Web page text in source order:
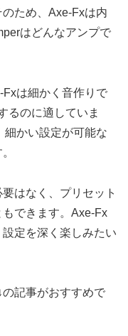
ため、Axe-Fxは内
はどんなアンプで
は細かく音作りで
るのに適していま
細かい設定が可能な
はなく、プリセット
できます。Axe-Fx
定を深く楽しみたい
記事がおすすめで